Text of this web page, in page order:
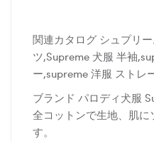
関連カタログ シュプリ
ツ,Supreme 犬服 半袖
ー,supreme 洋服 ストレ
ブランド パロディ犬服
全コットンで生地、肌
す。